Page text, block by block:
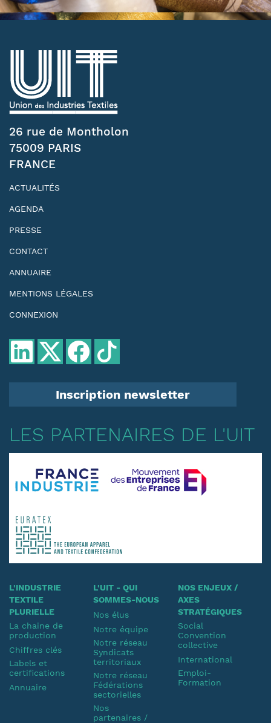
26 rue de Montholon
75009 PARIS
FRANCE
ACTUALITÉS
AGENDA
PRESSE
CONTACT
ANNUAIRE
MENTIONS LÉGALES
CONNEXION
Inscription newsletter
LES PARTENAIRES DE L'UIT
L'INDUSTRIE
TEXTILE
PLURIELLE
La chaine de
production
Chiffres clés
Labels et
certifications
Annuaire
L'UIT - QUI
SOMMES-NOUS
Nos élus
Notre équipe
Notre réseau
Syndicats
territoriaux
Notre réseau
Fédérations
sectorielles
Nos
partenaires /
NOS ENJEUX /
AXES
STRATÉGIQUES
Social
Convention
collective
International
Emploi-
Formation